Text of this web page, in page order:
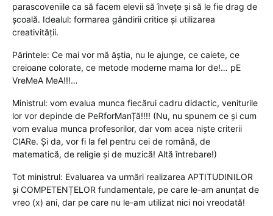
parascoveniile ca să facem elevii să învețe și să le fie drag de
școală. Idealul: formarea gândirii critice și utilizarea
creativității.
Părintele: Ce mai vor mă ăștia, nu le ajunge, ce caiete, ce
creioane colorate, ce metode moderne mama lor de!… pE
VreMeA MeA!!!…
Ministrul: vom evalua munca fiecărui cadru didactic, veniturile
lor vor depinde de PeRforManȚă!!!! (Nu, nu spunem ce și cum
vom evalua munca profesorilor, dar vom acea niște criterii
ClARe. Și da, vor fi la fel pentru cei de română, de
matematică, de religie și de muzică! Altă întrebare!)
Tot ministrul: Evaluarea va urmări realizarea APTITUDINILOR
și COMPETENȚELOR fundamentale, pe care le-am anunțat de
vreo (x) ani, dar pe care nu le-am utilizat nici noi vreodată!